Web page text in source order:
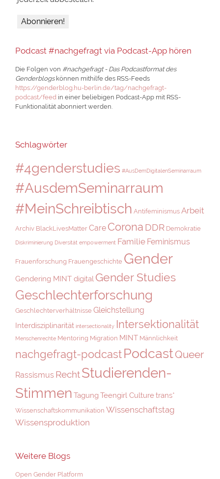
Podcast #nachgefragt via Podcast-App hören
Die Folgen von #nachgefragt - Das Podcastformat des
Genderblogskönnen mithilfe des RSS-Feeds
https://genderblog.hu-berlin.de/tag/nachgefragt-
podcast/feed in einer beliebigen Podcast-App mit RSS-
Funktionalität abonniert werden.
Schlagwörter
#4genderstudies #AusDemDigitalenSeminarraum
#AusdemSeminarraum
#MeinSchreibtisch Antifeminismus Arbeit
Archiv BlackLivesMatter Care Corona DDR Demokratie
Diskriminierung Diversität empowerment Familie Feminismus
Frauenforschung Frauengeschichte Gender
Gendering MINT digital Gender Studies
Geschlechterforschung
Geschlechterverhältnisse Gleichstellung
Interdisziplinarität intersectionality Intersektionalität
Menschenrechte Mentoring Migration MINT Männlichkeit
nachgefragt-podcastPodcastQueer
Rassismus RechtStudierenden-
Stimmen Tagung Teengirl Culturetrans*
Wissenschaftskommunikation Wissenschaftstag
Wissensproduktion
Weitere Blogs
Open Gender Platform